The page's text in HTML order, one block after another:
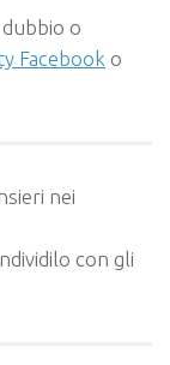
o
Facebook o
nei
con gli